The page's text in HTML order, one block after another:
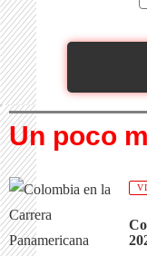
Un poco